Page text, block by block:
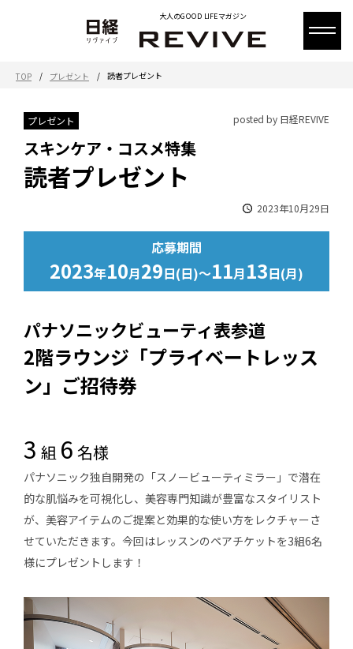
大人のGOOD LIFEマガジン
TOP / プレゼント / 読者プレゼント
プレゼント posted by 日経REVIVE
スキンケア・コスメ特集
読者プレゼント
2023年10月29日
応募期間
2023年10月29日(日)～11月13日(月)
パナソニックビューティ表参道
2階ラウンジ「プライベートレッス
ン」ご招待券
3 組 6 名様
パナソニック独自開発の「スノービューティミラー」で潜在
的な肌悩みを可視化し、美容専門知識が豊富なスタイリスト
が、美容アイテムのご提案と効果的な使い方をレクチャーさ
せていただきます。今回はレッスンのペアチケットを3組6名
様にプレゼントします！